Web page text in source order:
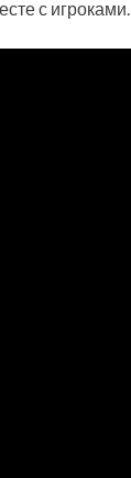
с игроками.